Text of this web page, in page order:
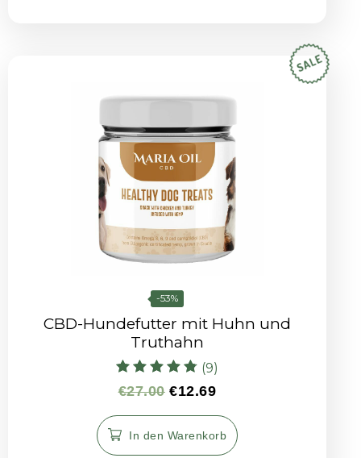
-53%
CBD-Hundefutter mit Huhn und
Truthahn
Bewertet mit
4.78
von 5
(9)
€27.00 €12.69
In den Warenkorb